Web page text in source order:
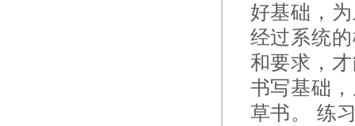
好基础，
经过系统
和要求，
书写基础
草书。 练